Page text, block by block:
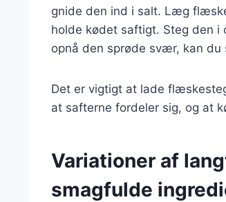
gnide den ind i salt. Læg
holde kødet saftigt. Steg den i
opnå den sprøde svær, kan
Det er vigtigt at lade
at safterne fordeler sig, og at
Variationer af
smagfulde